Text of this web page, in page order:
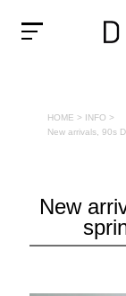
HOME > INFO >
New arrivals, 90s
New